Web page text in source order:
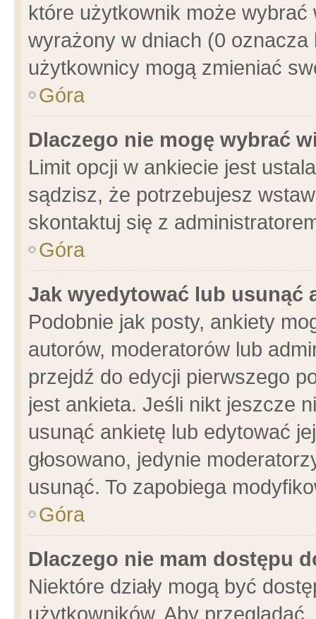
które użytkownik może
wyrażony w dniach (0
użytkownicy mogą zmieniać
Góra
Dlaczego nie mogę wybrać
Limit opcji w ankiecie jest
sądzisz, że potrzebujesz
skontaktuj się z
Góra
Jak wyedytować lub usunąć
Podobnie jak posty, ankiety
autorów, moderatorów lub
przejdź do edycji pierwszego
jest ankieta. Jeśli nikt jeszcze
usunąć ankietę lub edytować
głosowano, jedynie
usunąć. To zapobiega
Góra
Dlaczego nie mam dostępu
Niektóre działy mogą być
użytkowników. Aby